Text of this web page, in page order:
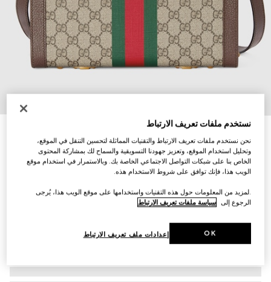
حقيبة السفر الصلبة متوسطة الحجم من Gucci Savoy
تنويعات قماش Supreme باللونين البيج والأبنوس
نستخدم ملفات تعريف الارتباط
نحن نستخدم ملفات تعريف الارتباط والتقنيات المماثلة لتحسين التنقل في الموقع،
وتحليل استخدام الموقع، وتعزيز جهودنا التسويقية والسماح لك بمشاركة المحتوى
الخاص بنا على شبكات التواصل الاجتماعي الخاصة بك. وبالاستمرار في استخدام موقع
الويب هذا، فإنك توافق على شروط الاستخدام هذه.
.لمزيد من المعلومات حول هذه التقنيات واستخدامها على موقع الويب هذا، يُرجى
الرجوع إلى سياسة ملفات تعريف الارتباط
إعدادات ملف تعريف الارتباط OK